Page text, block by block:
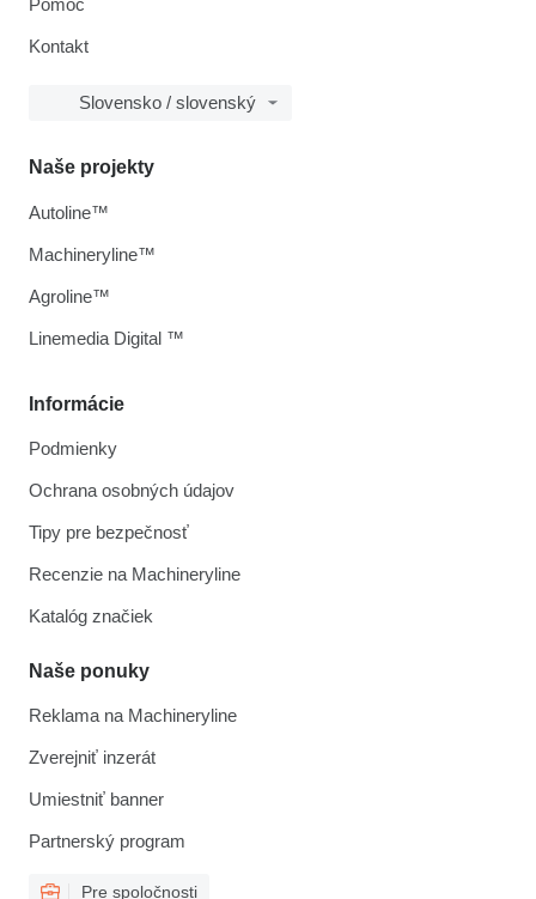
Pomoc
Kontakt
Slovensko / slovenský
Informácie
Podmienky
Ochrana osobných údajov
Tipy pre bezpečnosť
Recenzie na Machineryline
Katalóg značiek
Naše ponuky
Reklama na Machineryline
Zverejniť inzerát
Umiestniť banner
Partnerský program
Pre spoločnosti
Naše projekty
Autoline™
Machineryline™
Agroline™
Linemedia Digital ™